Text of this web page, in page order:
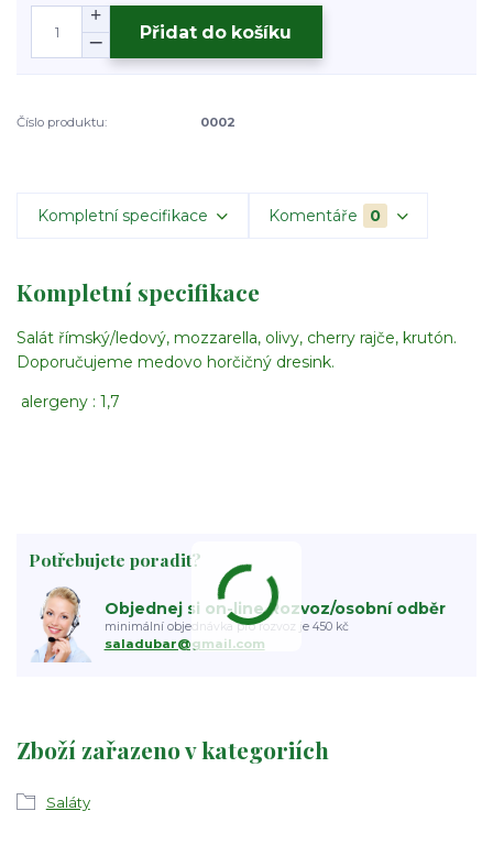
Přidat do košíku
Číslo produktu: 0002
Kompletní specifikace Komentáře 0
Kompletní specifikace
Salát římský/ledový, mozzarella, olivy, cherry rajče, krutón.
Doporučujeme medovo horčičný dresink.
alergeny : 1,7
Zboží zařazeno v kategoriích
Saláty
Potřebujete poradit?
Objednej si on-line Rozvoz/osobní odběr
minimální objednávka pro rozvoz je 450 kč
saladubar@gmail.com